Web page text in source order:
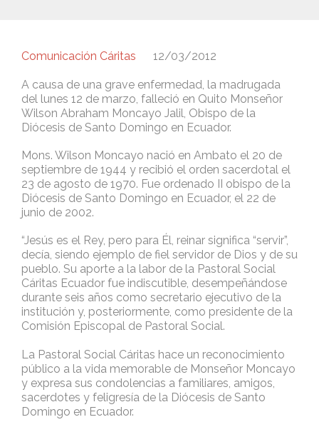
Comunicación Cáritas 12/03/2012
A causa de una grave enfermedad, la madrugada
del lunes 12 de marzo, falleció en Quito Monseñor
Wilson Abraham Moncayo Jalil, Obispo de la
Diócesis de Santo Domingo en Ecuador.
Mons. Wilson Moncayo nació en Ambato el 20 de
septiembre de 1944 y recibió el orden sacerdotal el
23 de agosto de 1970. Fue ordenado II obispo de la
Diócesis de Santo Domingo en Ecuador, el 22 de
junio de 2002.
“Jesús es el Rey, pero para Él, reinar significa “servir”,
decía, siendo ejemplo de fiel servidor de Dios y de su
pueblo. Su aporte a la labor de la Pastoral Social
Cáritas Ecuador fue indiscutible, desempeñándose
durante seis años como secretario ejecutivo de la
institución y, posteriormente, como presidente de la
Comisión Episcopal de Pastoral Social.
La Pastoral Social Cáritas hace un reconocimiento
público a la vida memorable de Monseñor Moncayo
y expresa sus condolencias a familiares, amigos,
sacerdotes y feligresía de la Diócesis de Santo
Domingo en Ecuador.